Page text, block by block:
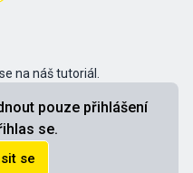
na náš tutoriál.
pouze přihlášení
se.
se